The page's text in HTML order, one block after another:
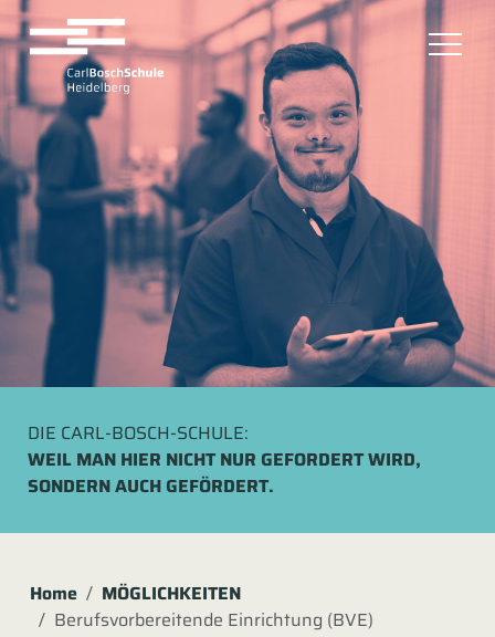
DIE CARL-BOSCH-SCHULE:
WEIL MAN HIER NICHT NUR GEFORDERT WIRD,
SONDERN AUCH GEFÖRDERT.
Home
MÖGLICHKEITEN
Berufsvorbereitende Einrichtung (BVE)